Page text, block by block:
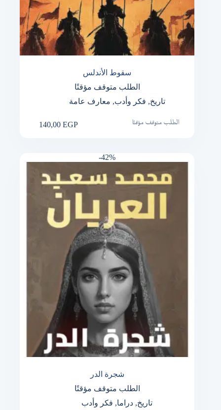
سقوط الأندلس
الطلب متوقف مؤقتًا
تاريخ, فكر وأدب, معارف عامة
140,00EGP الطلب متوقف مؤقتًا
-42%
شجرة الدر
الطلب متوقف مؤقتًا
تاريخ, دراما, فكر وأدب